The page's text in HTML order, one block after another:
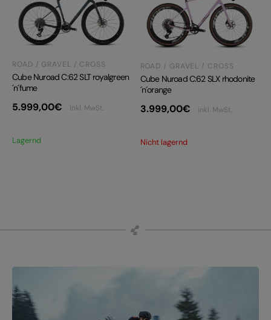
ROAD / GRAVEL / CROSS
Cube Nuroad C:62 SLT royalgreen
´n´fume
5.999,00€ inkl. MwSt.
Lagernd
ROAD / GRAVEL / CROSS
Cube Nuroad C:62 SLX rhodonite
´n´orange
3.999,00€ inkl. MwSt.
Nicht lagernd